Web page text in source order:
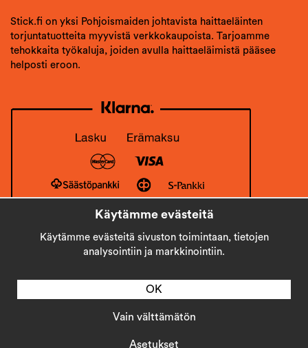
Stick.fi on yksi Pohjoismaiden johtavista haittaeläinten
torjuntatuotteita myyvistä verkkokaupoista. Tarjoamme
tehokkaita työkaluja, joiden avulla haittaeläimistä pääsee
helposti eroon.
Käytämme evästeitä
Käytämme evästeitä sivuston toimintaan, tietojen
analysointiin ja markkinointiin.
Asetukset
Vain välttämätön
OK